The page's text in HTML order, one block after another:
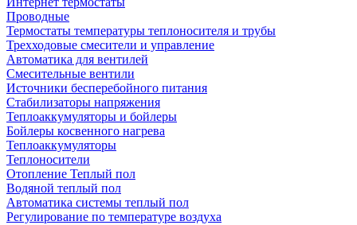
Проводные
Термостаты температуры теплоносителя и трубы
Трехходовые смесители и управление
Автоматика для вентилей
Смесительные вентили
Источники бесперебойного питания
Стабилизаторы напряжения
Теплоаккумуляторы и бойлеры
Бойлеры косвенного нагрева
Теплоаккумуляторы
Теплоносители
Отопление Теплый пол
Водяной теплый пол
Автоматика системы теплый пол
Регулирование по температуре воздуха